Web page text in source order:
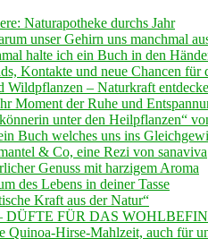
Naturapotheke durchs Jahr
unser Gehirn uns manchmal
halte ich ein Buch in den
Kontakte und neue Chancen für
Wildpflanzen – Naturkraft
Moment der Ruhe und
unter den Heilpflanzen“
Buch welches uns ins
& Co, eine Rezi von sanaviva
Genuss mit harzigem Aroma
des Lebens in deiner Tasse
Kraft aus der Natur“
DÜFTE FÜR DAS
Quinoa-Hirse-Mahlzeit, auch für